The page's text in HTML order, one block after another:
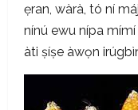
ẹran, wàrà, tó ní
nínú ewu nípa
àti ṣíṣe àwọn